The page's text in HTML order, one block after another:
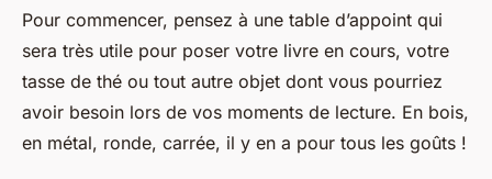
Pour commencer, pensez à une table d’appoint qui
sera très utile pour poser votre livre en cours, votre
tasse de thé ou tout autre objet dont vous pourriez
avoir besoin lors de vos moments de lecture. En bois,
en métal, ronde, carrée, il y en a pour tous les goûts !